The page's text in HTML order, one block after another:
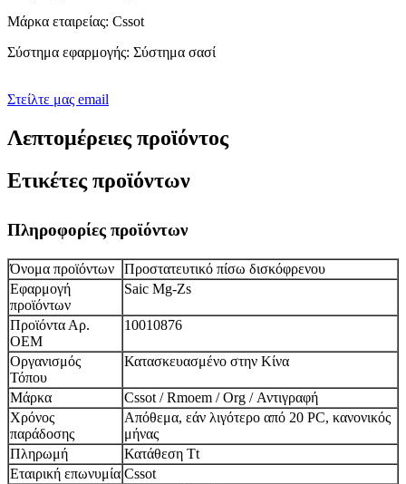
Μάρκα εταιρείας: Cssot
Σύστημα εφαρμογής: Σύστημα σασί
Στείλτε μας email
Λεπτομέρειες προϊόντος
Ετικέτες προϊόντων
Πληροφορίες προϊόντων
Όνομα προϊόντων
Προστατευτικό πίσω δισκόφρενου
Εφαρμογή
προϊόντων
Saic Mg-Zs
Προϊόντα Αρ.
ΟΕΜ
10010876
Οργανισμός
Τόπου
Κατασκευασμένο στην Κίνα
Μάρκα
Cssot / Rmoem / Org / Αντιγραφή
Χρόνος
παράδοσης
Απόθεμα, εάν λιγότερο από 20 PC, κανονικός
μήνας
Πληρωμή
Κατάθεση Tt
Εταιρική επωνυμία Cssot